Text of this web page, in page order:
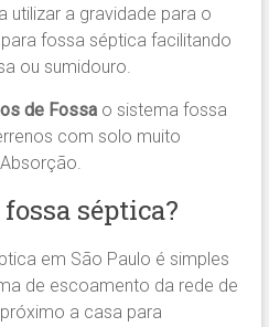
utilizar a gravidade para o
fossa séptica facilitando
ou sumidouro.
de Fossa o sistema fossa
com solo muito
séptica?
em São Paulo é simples
de escoamento da rede de
a casa para